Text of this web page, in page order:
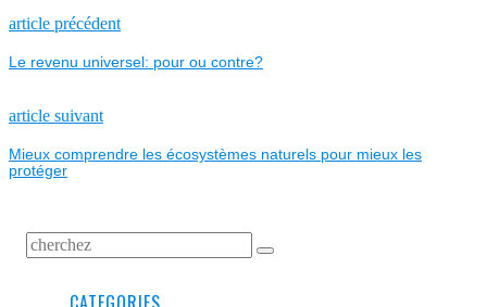
NAVIGATION
DE
L’ARTICLE
article précédentPrevious
Le revenu universel: pour ou contre?
article suivantNext
Mieux comprendre les écosystèmes naturels pour mieux les
protéger